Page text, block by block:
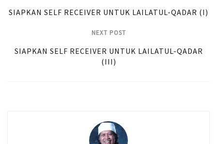
SIAPKAN SELF RECEIVER UNTUK LAILATUL-QADAR (I)
NEXT POST
SIAPKAN SELF RECEIVER UNTUK LAILATUL-QADAR
(III)